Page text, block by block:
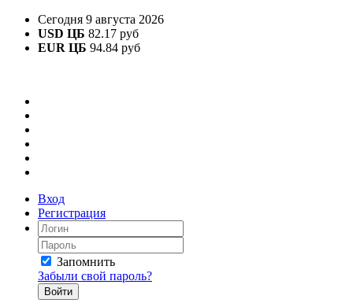
Сегодня 9 августа 2026
USD ЦБ 82.17 руб
EUR ЦБ 94.84 руб
Вход
Регистрация
Запомнить
Забыли свой пароль?